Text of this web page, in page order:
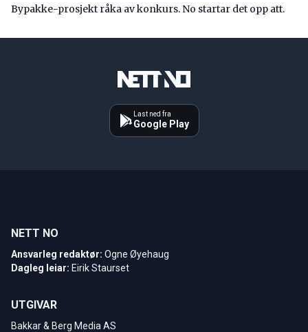
Bypakke-prosjekt råka av konkurs. No startar det opp att.
Last ned fra
Google Play
NETT NO
Ansvarleg redaktør: Ogne Øyehaug
Dagleg leiar: Eirik Staurset
UTGIVAR
Bakkar & Berg Media AS